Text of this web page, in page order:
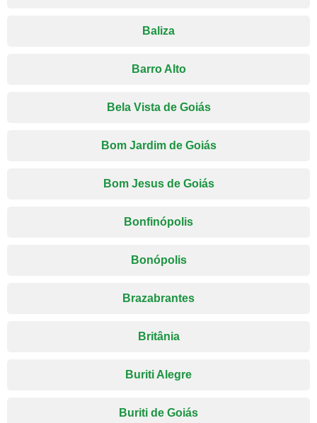
Baliza
Barro Alto
Bela Vista de Goiás
Bom Jardim de Goiás
Bom Jesus de Goiás
Bonfinópolis
Bonópolis
Brazabrantes
Britânia
Buriti Alegre
Buriti de Goiás